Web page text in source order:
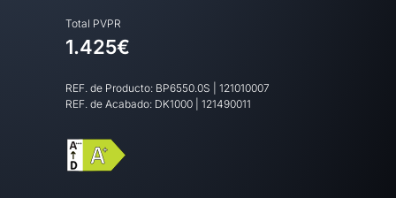
Total PVPR
1.425€
REF. de Producto: BP6550.0S
121010007
REF. de Acabado: DK1000 | 121490011